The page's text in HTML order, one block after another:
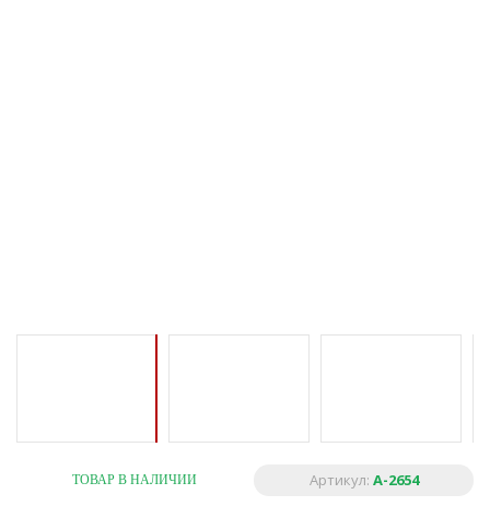
ТОВАР В НАЛИЧИИ Артикул: A-2654